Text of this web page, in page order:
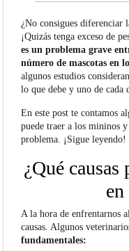
¿No consigues diferenciar
¡Quizás tenga exceso de
es un problema grave
número de mascotas en
algunos estudios
lo que debe y uno de cada
En este post te contamos
puede traer a los mininos
problema. ¡Sigue leyendo!
¿Qué
A la hora de enfrentarnos
causas. Algunos
fundamentales: